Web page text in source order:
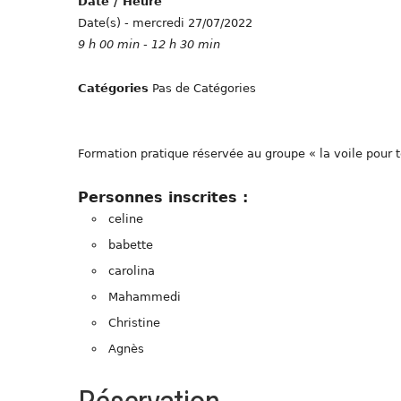
Date(s) - mercredi 27/07/2022
9 h 00 min - 12 h 30 min
Catégories Pas de Catégories
Formation pratique réservée au groupe « la voile pour
Personnes inscrites :
celine
babette
carolina
Mahammedi
Christine
Agnès